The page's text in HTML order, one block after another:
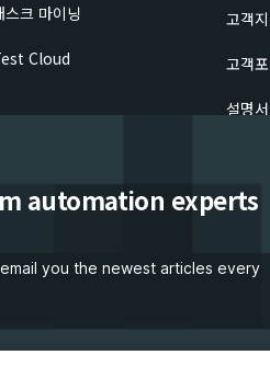
automation experts
you the newest articles every
스크 마이닝
Cloud
고객
고객
설명서
커뮤니
모든